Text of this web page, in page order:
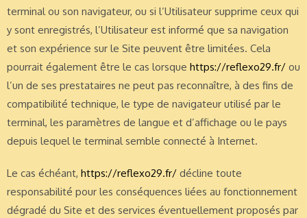
terminal ou son navigateur, ou si l’Utilisateur supprime ceux qui
y sont enregistrés, l’Utilisateur est informé que sa navigation
et son expérience sur le Site peuvent être limitées. Cela
pourrait également être le cas lorsque https://reflexo29.fr/ ou
l’un de ses prestataires ne peut pas reconnaître, à des fins de
compatibilité technique, le type de navigateur utilisé par le
terminal, les paramètres de langue et d’affichage ou le pays
depuis lequel le terminal semble connecté à Internet.
Le cas échéant, https://reflexo29.fr/ décline toute
responsabilité pour les conséquences liées au fonctionnement
dégradé du Site et des services éventuellement proposés par